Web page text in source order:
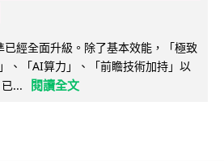
經全面升級。除了基本效能，「極致
、「AI算力」、「前瞻技術加持」以
...
閱讀全文